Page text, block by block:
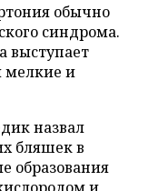
обычно
синдрома.
выступает
мелкие и
назвал
бляшек в
образования